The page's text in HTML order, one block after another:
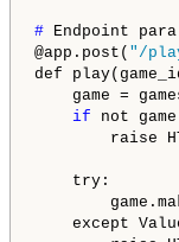
# Endpoint
@app.post( "/
def
game =
if not
raise
try:
except